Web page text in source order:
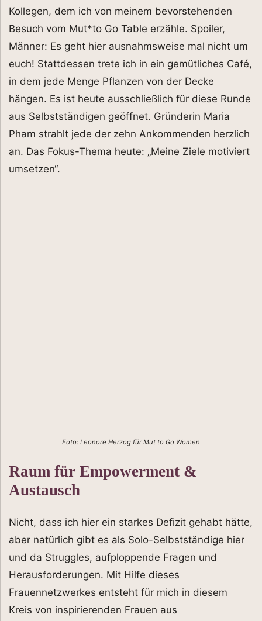
Kollegen, dem ich von meinem bevorstehenden
Besuch vom Mut*to Go Table erzähle. Spoiler,
Männer: Es geht hier ausnahmsweise mal nicht um
euch! Stattdessen trete ich in ein gemütliches Café,
in dem jede Menge Pflanzen von der Decke
hängen. Es ist heute ausschließlich für diese Runde
aus Selbstständigen geöffnet. Gründerin Maria
Pham strahlt jede der zehn Ankommenden herzlich
an. Das Fokus-Thema heute: „Meine Ziele motiviert
umsetzen“.
Foto: Leonore Herzog für Mut to Go Women
Raum für Empowerment &
Austausch
Nicht, dass ich hier ein starkes Defizit gehabt hätte,
aber natürlich gibt es als Solo-Selbstständige hier
und da Struggles, aufploppende Fragen und
Herausforderungen. Mit Hilfe dieses
Frauennetzwerkes entsteht für mich in diesem
Kreis von inspirierenden Frauen aus